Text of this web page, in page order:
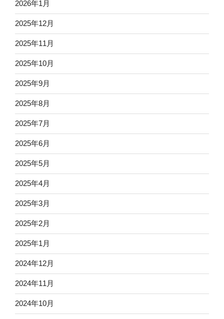
2026年1月
2025年12月
2025年11月
2025年10月
2025年9月
2025年8月
2025年7月
2025年6月
2025年5月
2025年4月
2025年3月
2025年2月
2025年1月
2024年12月
2024年11月
2024年10月